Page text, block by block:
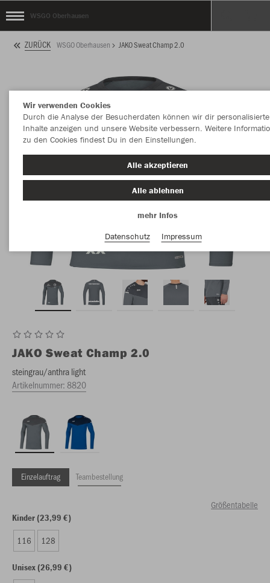
WSGO Oberhausen
ZURÜCK WSGO Oberhausen JAKO Sweat Champ 2.0
JAKO Sweat Champ 2.0
steingrau/anthra light
Artikelnummer:8820
Einzelauftrag Teambestellung
Größentabelle
Kinder (23,99 €)
116 128
Unisex (26,99 €)
Wir verwenden Cookies
Durch die Analyse der Besucherdaten können wir dir personalisierte
Inhalte anzeigen und unsere Website verbessern. Weitere
zu den Cookies findest Du in den Einstellungen.
Alle akzeptieren
Alle ablehnen
mehr Infos
Datenschutz
Impressum